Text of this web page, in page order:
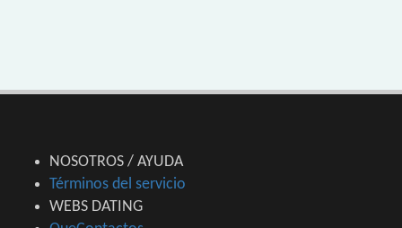
NOSOTROS / AYUDA
Términos del servicio
WEBS DATING